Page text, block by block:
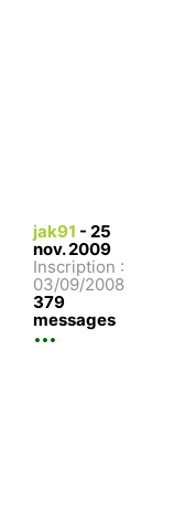
jak91 - 25
nov. 2009
Inscription :
03/09/2008
379
messages